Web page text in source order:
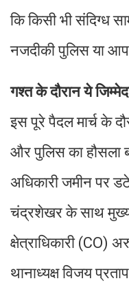
कि किसी भी संदिग्ध
नजदीकी पुलिस या
गश्त के दौरान ये
इस पूरे पैदल मार्च के
और पुलिस का हौसला
अधिकारी जमीन पर
चंद्रशेखर के साथ
क्षेत्राधिकारी (CO)
थानाध्यक्ष विजय